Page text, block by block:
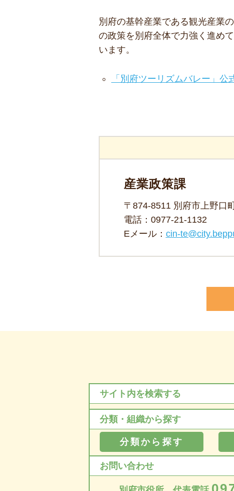
別府の基幹産業である観光産業
の政策を別府全体で力強く進め
います。
「別府ツーリズムバレー」公
産業政策課
〒874-8511 別府市上野口
電話： 0977-21-1132
Eメール： cin-
サイト内を検索する
分類・組織から探す
分類から探す
お問い合わせ